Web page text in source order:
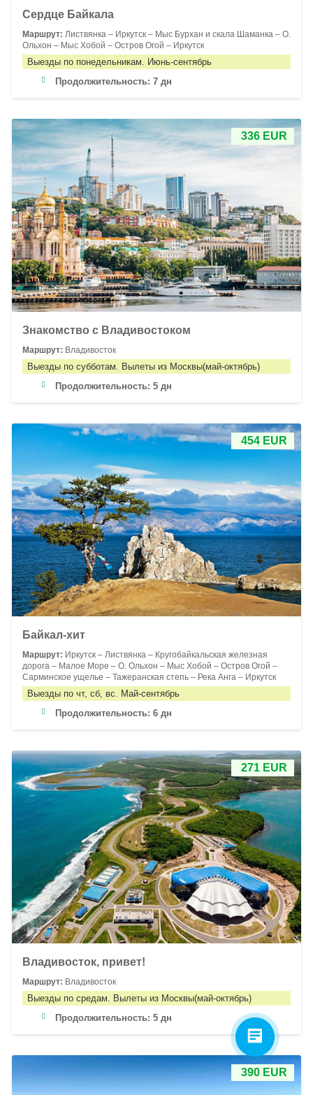
Сердце Байкала
Маршрут: Листвянка – Иркутск – Мыс Бурхан и скала Шаманка – О.
Ольхон – Мыс Хобой – Остров Огой – Иркутск
Выезды по понедельникам. Июнь-сентябрь
Продолжительность: 7 дн
336 EUR
Знакомство с Владивостоком
Маршрут: Владивосток
Выезды по субботам. Вылеты из Москвы(май-октябрь)
Продолжительность: 5 дн
454 EUR
Байкал-хит
Маршрут: Иркутск – Листвянка – Кругобайкальская железная
дорога – Малое Море – О. Ольхон – Мыс Хобой – Остров Огой –
Сарминское ущелье – Тажеранская степь – Река Анга – Иркутск
Выезды по чт, сб, вс. Май-сентябрь
Продолжительность: 6 дн
271 EUR
Владивосток, привет!
Маршрут: Владивосток
Выезды по средам. Вылеты из Москвы(май-октябрь)
Продолжительность: 5 дн
390 EUR